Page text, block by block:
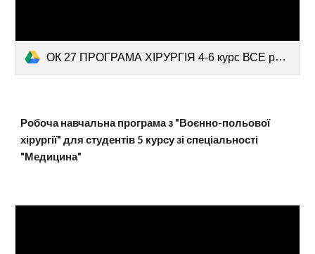
ОК 27 ПРОГРАМА ХІРУРГІЯ 4-6 курс ВСЕ разом.pdf
Робоча навчальна програма з "Воєнно-польової
хірургії" для студентів 5 курсузі спеціальності
"Медицина"